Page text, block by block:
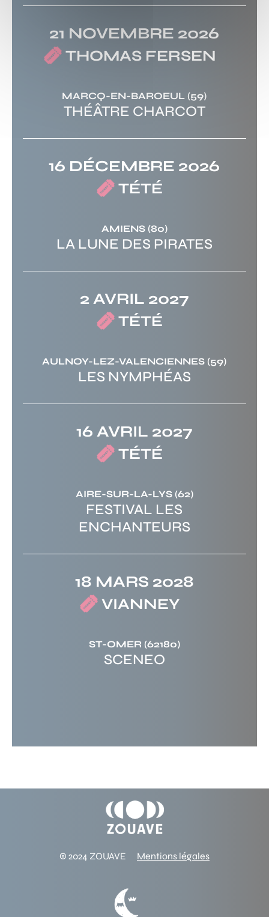
21 NOVEMBRE 2026
THOMAS FERSEN
MARCQ-EN-BAROEUL (59)
THÉÂTRE CHARCOT
16 DÉCEMBRE 2026
TÉTÉ
AMIENS(80)
LA LUNE DES PIRATES
2 AVRIL 2027
TÉTÉ
AULNOY-LEZ-VALENCIENNES (59)
LES NYMPHÉAS
16 AVRIL 2027
TÉTÉ
AIRE-SUR-LA-LYS(62)
FESTIVAL LES
ENCHANTEURS
18 MARS 2028
VIANNEY
ST-OMER (62180)
SCENEO
© 2024 ZOUAVE Mentions légales